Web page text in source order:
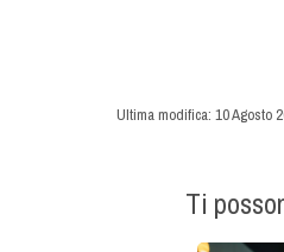
Ultima modifica: 10 Agosto
Ti